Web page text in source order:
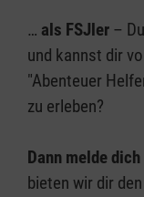
… als FSJler –
und kannst dir
"Abenteuer
zu erleben?
Dann melde
bieten wir dir